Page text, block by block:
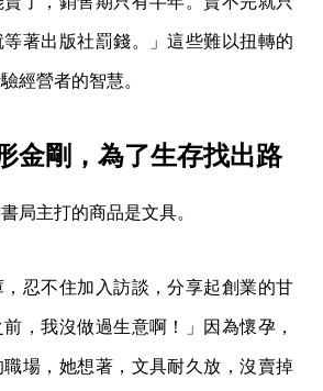
著出版社罰錢。」這些難以扭轉的
經營者的智慧。
金剛，為了生存找出路
局主打的商品是文具。
忍不住加入訪談，分享起創業的甘
，我沒做過生意啊！」因為懷孕，
場，她想著，文具耐久放，沒賣掉